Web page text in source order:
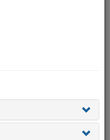
A benne szereplő
valamint a tartalom
stb.).